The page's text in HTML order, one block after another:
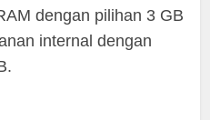
dengan pilihan 3 GB
internal dengan